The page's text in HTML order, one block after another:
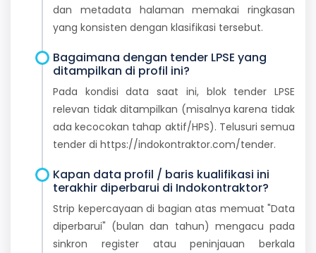
dan metadata halaman memakai ringkasan
yang konsisten dengan klasifikasi tersebut.
Bagaimana dengan tender LPSE yang
ditampilkan di profil ini?
Pada kondisi data saat ini, blok tender LPSE
relevan tidak ditampilkan (misalnya karena tidak
ada kecocokan tahap aktif/HPS). Telusuri semua
tender di https://indokontraktor.com/tender.
Kapan data profil / baris kualifikasi ini
terakhir diperbarui di Indokontraktor?
Strip kepercayaan di bagian atas memuat "Data
diperbarui" (bulan dan tahun) mengacu pada
sinkron register atau peninjauan berkala